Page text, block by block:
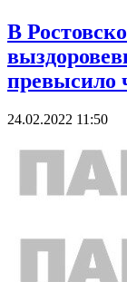
В
превысило
24.02.2022 11:50